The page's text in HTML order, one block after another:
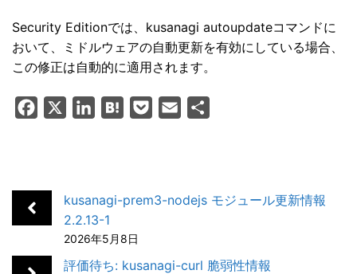
Security Editionでは、kusanagi autoupdateコマンドに
おいて、ミドルウェアの自動更新を有効にしている場合、
この修正は自動的に適用されます。
e
d
I
n
n
e
l
kusanagi-prem3-nodejs モジュール更新情報
2.2.13-1
2026年5月8日
評価待ち: kusanagi-curl 脆弱性情報